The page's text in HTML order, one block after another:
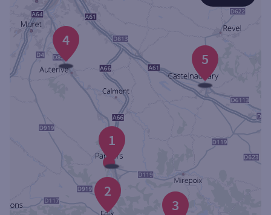
Ville / Code postal
Rechercher
5
4
3
2
1